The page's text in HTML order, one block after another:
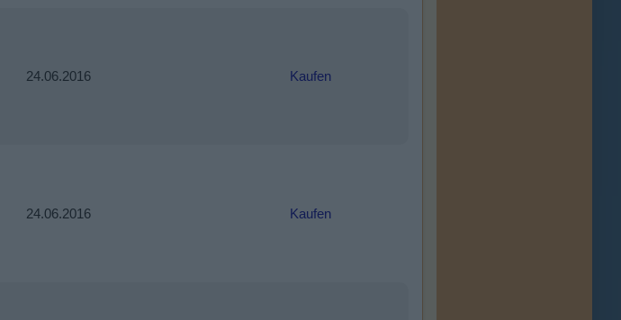
24.06.2016 Kaufen
24.06.2016 Kaufen